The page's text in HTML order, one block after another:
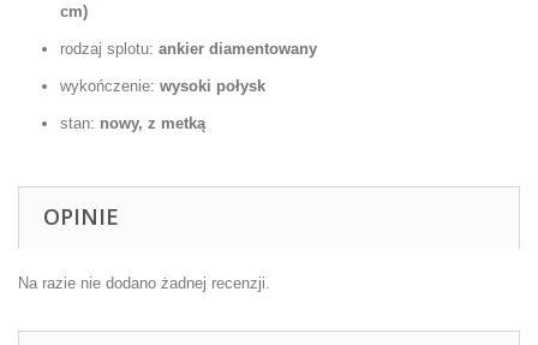
cm)
rodzaj splotu: ankier diamentowany
wykończenie: wysoki połysk
stan: nowy, z metką
OPINIE
Na razie nie dodano żadnej recenzji.